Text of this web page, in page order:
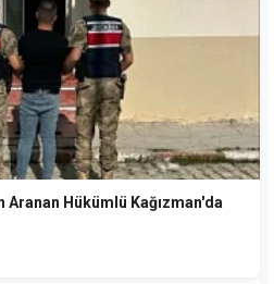
Aranan Hükümlü Kağızman'da